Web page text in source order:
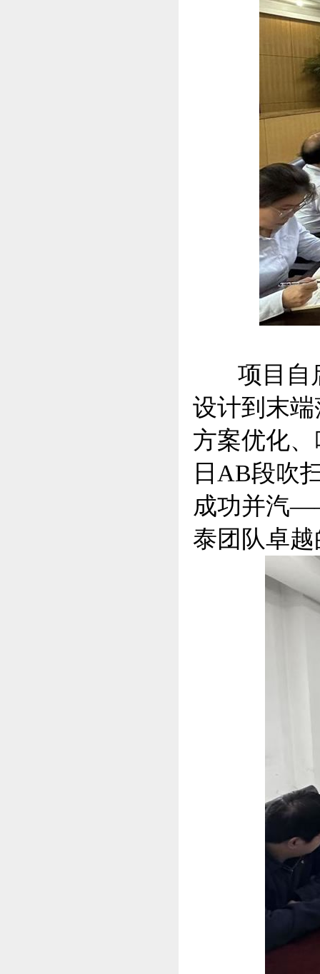
项目自启
设计到末
方案优化
日AB段吹
成功并汽
泰团队卓